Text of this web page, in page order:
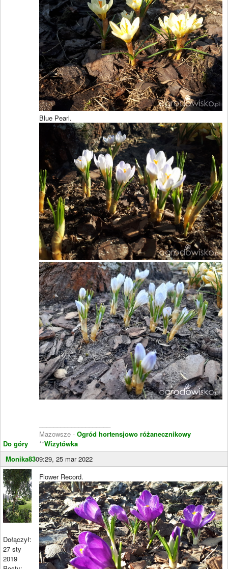
Do góry
Blue Pearl.
Mazowsze - Ogród hortensjowo różanecznikowy
**Wizytówka
Monika8309:29, 25 mar 2022
Dołączył:
27 sty
2019
Flower Record.